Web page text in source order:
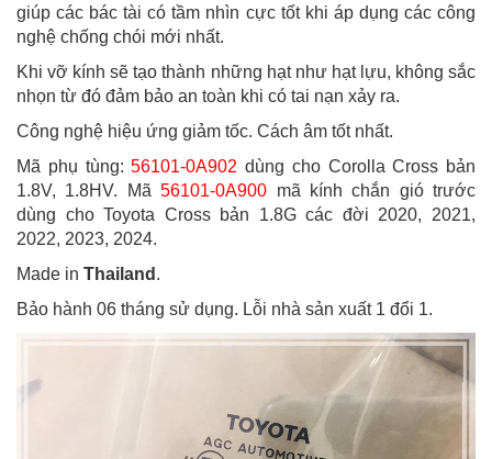
giúp các bác tài có tầm nhìn cực tốt khi áp dụng các công
nghệ chống chói mới nhất.
Khi vỡ kính sẽ tạo thành những hạt như hạt lựu, không sắc
nhọn từ đó đảm bảo an toàn khi có tai nạn xảy ra.
Công nghệ hiệu ứng giảm tốc. Cách âm tốt nhất.
Mã phụ tùng:56101-0A902 dùng cho Corolla Cross bản
1.8V, 1.8HV. Mã56101-0A900 mã kính chắn gió trước
dùng cho Toyota Cross bản 1.8G các đời 2020, 2021,
2022, 2023, 2024.
Made in Thailand .
Bảo hành 06 tháng sử dụng. Lỗi nhà sản xuất 1 đổi 1.